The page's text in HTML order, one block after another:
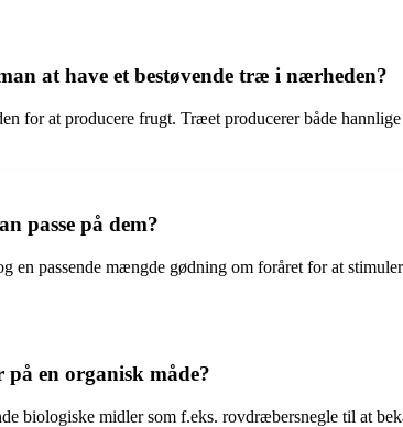
at have et bestøvende træ i nærheden?
for at producere frugt. Træet producerer både
passe på dem?
passende mængde gødning om foråret for at
en organisk måde?
biologiske midler som f.eks. rovdræbersnegle til at